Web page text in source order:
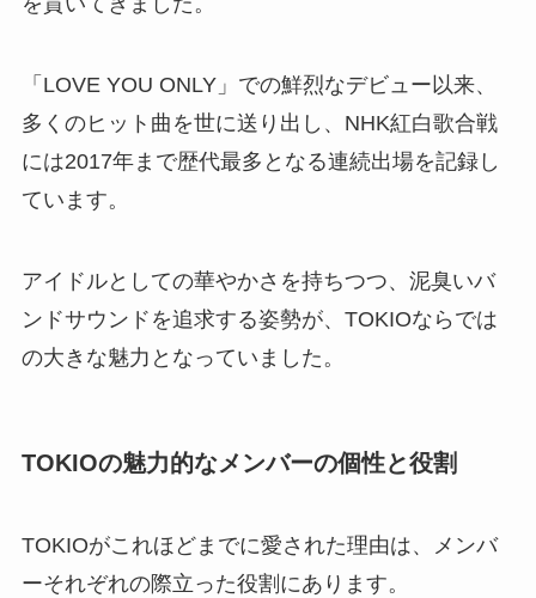
「LOVE YOU ONLY」での鮮烈なデビュー以来、
多くのヒット曲を世に送り出し、NHK紅白歌合戦
には2017年まで歴代最多となる連続出場を記録し
ています。
アイドルとしての華やかさを持ちつつ、泥臭いバ
ンドサウンドを追求する姿勢が、TOKIOならでは
の大きな魅力となっていました。
TOKIOの魅力的なメンバーの個性と役割
TOKIOがこれほどまでに愛された理由は、メンバ
ーそれぞれの際立った役割にあります。